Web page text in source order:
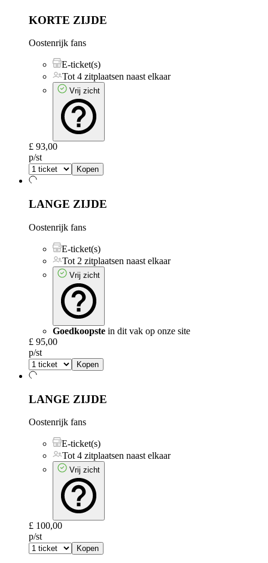
KORTE ZIJDE
Oostenrijk fans
E-ticket(s)
Tot 4 zitplaatsen naast elkaar
Vrij zicht
£ 93,00
p/st
Kopen
LANGE ZIJDE
Oostenrijk fans
E-ticket(s)
Tot 2 zitplaatsen naast elkaar
Vrij zicht
Goedkoopste in dit vak op onze site
£ 95,00
p/st
Kopen
LANGE ZIJDE
Oostenrijk fans
E-ticket(s)
Tot 4 zitplaatsen naast elkaar
Vrij zicht
£ 100,00
p/st
Kopen